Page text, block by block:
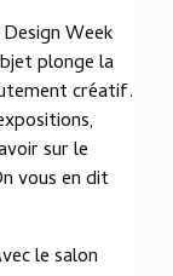
Week
plonge la
créatif.
sur le
vous en dit
le salon